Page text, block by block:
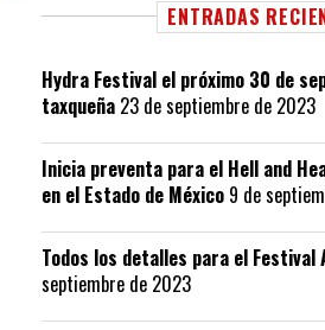
ENTRADAS
Hydra Festival el próximo 30 de
taxqueña 23 de septiembre de 2023
Inicia preventa para el Hell and
en el Estado de México 9 de
Todos los detalles para el Festival
septiembre de 2023